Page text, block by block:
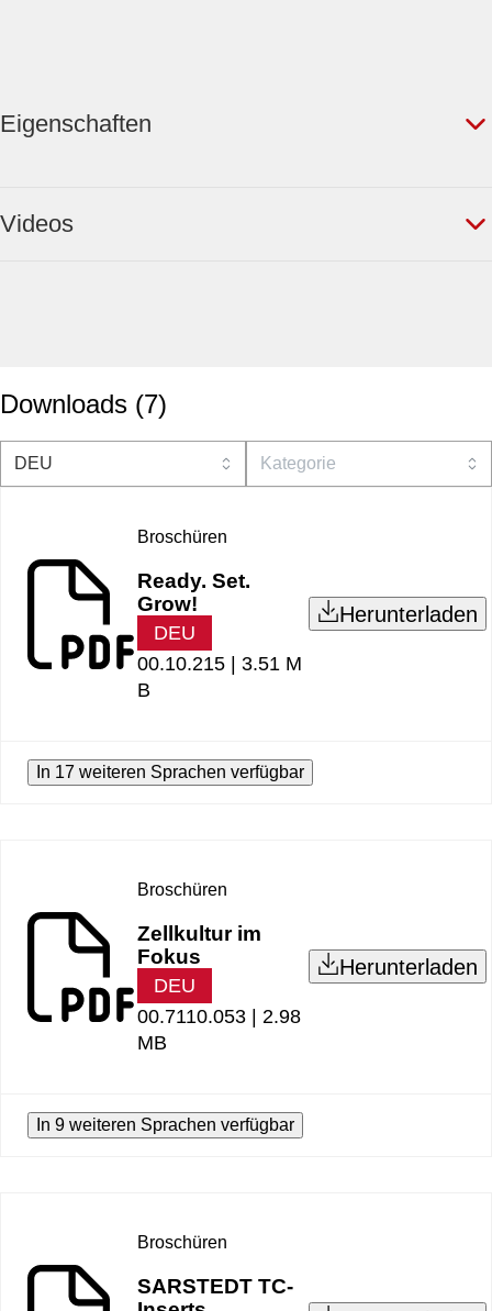
Eigenschaften
Videos
Downloads (7)
Broschüren
Ready. Set.
Grow!
DEU
00.10.215 | 3.51 M
B
Herunterladen
In 17 weiteren Sprachen verfügbar
Broschüren
Zellkultur im
Fokus
DEU
00.7110.053 | 2.98
MB
Herunterladen
In 9 weiteren Sprachen verfügbar
Broschüren
SARSTEDT TC-